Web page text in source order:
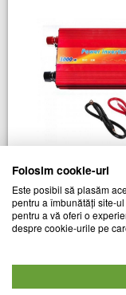
Invertor tensiune 12V-
TREND MARKET
Cod produs
Folosim cookie-uri
Este posibil să plasăm
pentru a îmbunătăți site-
pentru a vă oferi o
despre cookie-urile pe